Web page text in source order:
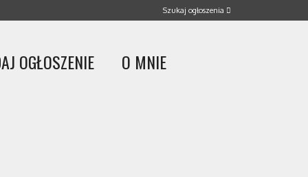
OGŁOSZENIE O MNIE